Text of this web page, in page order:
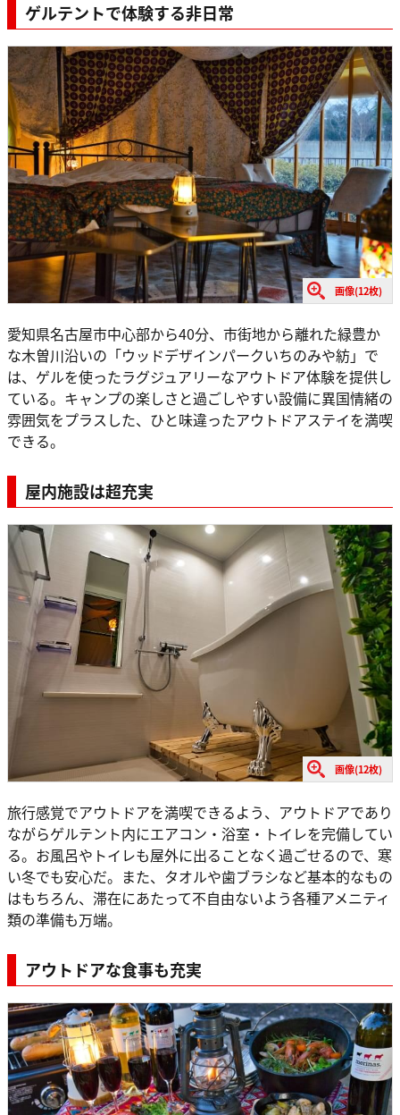
ゲルテントで体験する非日常
画像(12枚)
愛知県名古屋市中心部から40分、市街地から離れた緑豊か
な木曽川沿いの「ウッドデザインパークいちのみや紡」で
は、ゲルを使ったラグジュアリーなアウトドア体験を提供し
ている。キャンプの楽しさと過ごしやすい設備に異国情緒の
雰囲気をプラスした、ひと味違ったアウトドアステイを満喫
できる。
屋内施設は超充実
画像(12枚)
旅行感覚でアウトドアを満喫できるよう、アウトドアであり
ながらゲルテント内にエアコン・浴室・トイレを完備してい
る。お風呂やトイレも屋外に出ることなく過ごせるので、寒
い冬でも安心だ。また、タオルや歯ブラシなど基本的なもの
はもちろん、滞在にあたって不自由ないよう各種アメニティ
類の準備も万端。
アウトドアな食事も充実